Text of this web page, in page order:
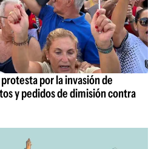
por la invasión de
y pedidos de dimisión contra